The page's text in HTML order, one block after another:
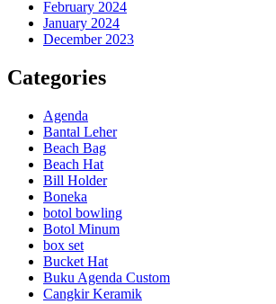
February 2024
January 2024
December 2023
Categories
Agenda
Bantal Leher
Beach Bag
Beach Hat
Bill Holder
Boneka
botol bowling
Botol Minum
box set
Bucket Hat
Buku Agenda Custom
Cangkir Keramik